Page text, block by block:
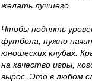
желать лучшего.
Чтобы поднять
футбола, нужно
юношеских клубах.
на качество игры,
вырос. Это в любом